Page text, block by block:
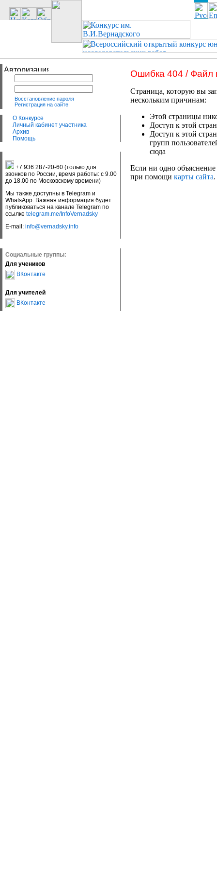
Восстановление пароля
Регистрация на сайте
О Конкурсе
Личный кабинет участника
Архив
Помощь
+7 936 287-20-60 (только для
звонков по России, время работы: с 9.00
до 18.00 по Московскому времени)
Мы также доступны в Telegram и
WhatsApp. Важная информация будет
публиковаться на канале Telegram по
ссылке telegram.me/InfoVernadsky
E-mail: info@vernadsky.info
Социальные группы:
Для учеников
ВКонтакте
Для учителей
ВКонтакте
Ошибка 404 / Файл
Страница, которую вы
нескольким причинам:
Этой страницы
Доступ к этой
Доступ к этой
групп
сюда
Если ни одно объяснение
при помощи карты сайта.